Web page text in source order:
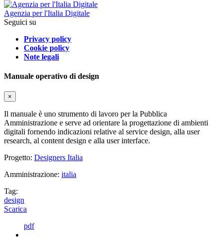
Agenzia per l'Italia Digitale
Seguici su
Privacy policy
Cookie policy
Note legali
Manuale operativo di design
×
Il manuale è uno strumento di lavoro per la Pubblica
Amministrazione e serve ad orientare la progettazione di ambienti
digitali fornendo indicazioni relative al service design, alla user
research, al content design e alla user interface.
Progetto: Designers Italia
Amministrazione: italia
Tag:
design
Scarica
pdf